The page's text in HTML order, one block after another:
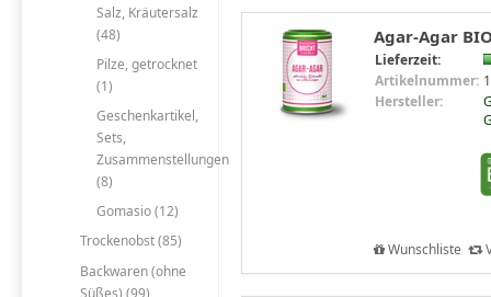
Salz, Kräutersalz
(48)
Pilze, getrocknet
(1)
Geschenkartikel,
Sets,
Zusammenstellungen
(8)
Gomasio (12)
Trockenobst (85)
Backwaren (ohne
Süßes) (99)
Agar-Agar
Lieferzeit:
Artikelnummer:
Hersteller:
Wunschliste